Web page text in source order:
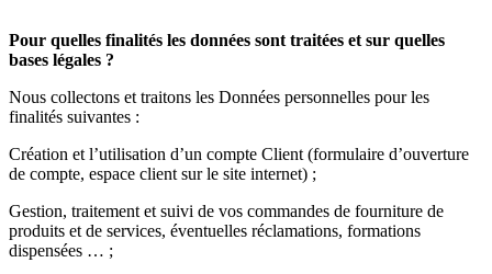
Pour quelles finalités les données sont traitées et sur quelles
bases légales ?
Nous collectons et traitons les Données personnelles pour les
finalités suivantes :
Création et l’utilisation d’un compte Client (formulaire d’ouverture
de compte, espace client sur le site internet) ;
Gestion, traitement et suivi de vos commandes de fourniture de
produits et de services, éventuelles réclamations, formations
dispensées … ;